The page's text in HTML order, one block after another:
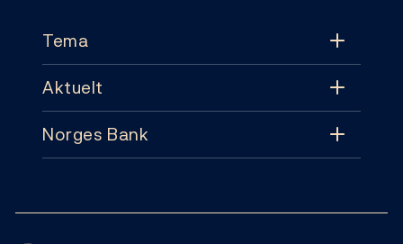
Tema
Tema
Pengepolitikk
Aktuelt
Aktuelt
Norges Bank